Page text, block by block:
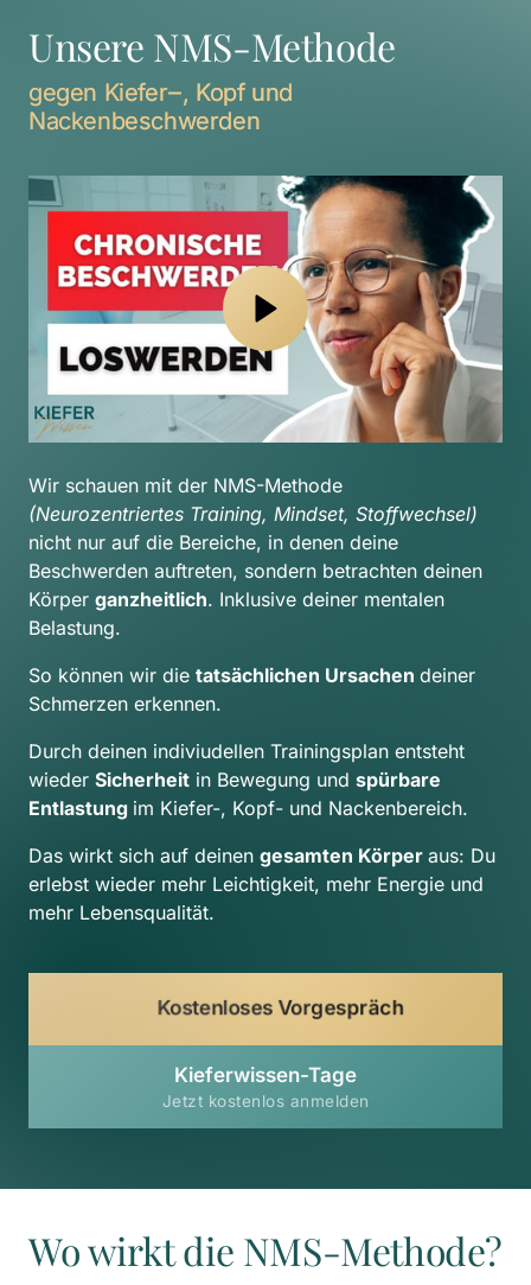
Unsere NMS-Methode
gegen Kiefer‒, Kopf
Nackenbeschwerden
nicht nur auf die Bereiche, in denen deine
Beschwerden auftreten, sondern betrachten deinen
Körper ganzheitlich. Inklusive deiner mentalen
Belastung.
So können wir die tatsächlichen Ursachen deiner
Schmerzen erkennen.
Durch deinen indiviudellen Trainingsplan entsteht
wieder Sicherheit in Bewegung und spürbare
Entlastung im Kiefer-, Kopf- und Nackenbereich.
Das wirkt sich auf deinen gesamten Körper aus: Du
erlebst wieder mehr Leichtigkeit, mehr Energie und
mehr Lebensqualität.
Kostenloses Vorgespräch
Kieferwissen-Tage
Jetzt kostenlos anmelden
Wo wirkt die NMS-Methode?